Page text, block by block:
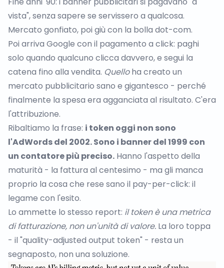
vista", senza sapere se servissero a qualcosa.
Mercato gonfiato, poi giù con la bolla dot-com.
Poi arriva Google con il pagamento a click: paghi
solo quando qualcuno clicca davvero, e segui la
catena fino alla vendita. Quelloha creato un
mercato pubblicitario sano e gigantesco - perché
finalmente la spesa era agganciata al risultato. C'era
l'attribuzione.
Ribaltiamo la frase: i token oggi non sono
l'AdWords del 2002. Sono i banner del 1999 con
un contatore più preciso. Hanno l'aspetto della
maturità - la fattura al centesimo - ma gli manca
proprio la cosa che rese sano il pay-per-click: il
legame con l'esito.
Lo ammette lo stesso report: il token è una metrica
di fatturazione, non un'unità di valore. La loro toppa
- il "quality-adjusted output token" - resta un
segnaposto, non una soluzione.